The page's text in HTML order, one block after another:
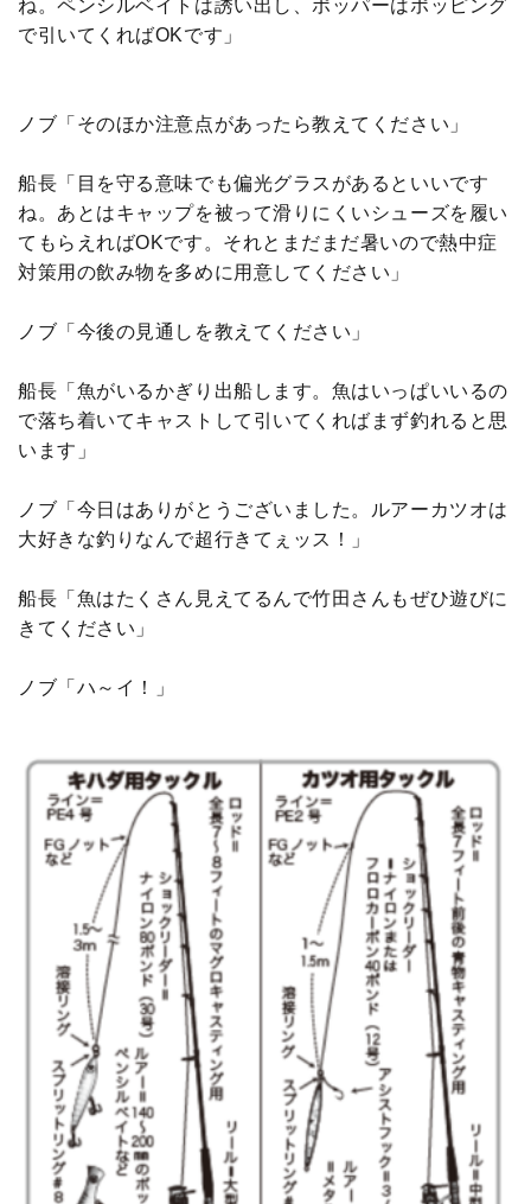
ね。ペンシルベイトは誘い出し、ポッパーはポッピング
で引いてくればOKです」
ノブ「そのほか注意点があったら教えてください」
船長「目を守る意味でも偏光グラスがあるといいです
ね。あとはキャップを被って滑りにくいシューズを履い
てもらえればOKです。それとまだまだ暑いので熱中症
対策用の飲み物を多めに用意してください」
ノブ「今後の見通しを教えてください」
船長「魚がいるかぎり出船します。魚はいっぱいいるの
で落ち着いてキャストして引いてくればまず釣れると思
います」
ノブ「今日はありがとうございました。ルアーカツオは
大好きな釣りなんで超行きてぇッス！」
船長「魚はたくさん見えてるんで竹田さんもぜひ遊びに
きてください」
ノブ「ハ～イ！」